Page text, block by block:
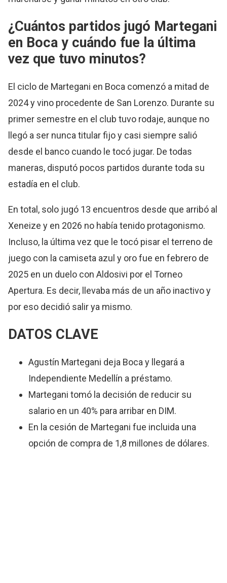
¿Cuántos partidos jugó Martegani
en Boca y cuándo fue la última
vez que tuvo minutos?
El ciclo de Martegani en Boca comenzó a mitad de
2024 y vino procedente de San Lorenzo. Durante su
primer semestre en el club tuvo rodaje, aunque no
llegó a ser nunca titular fijo y casi siempre salió
desde el banco cuando le tocó jugar. De todas
maneras, disputó pocos partidos durante toda su
estadía en el club.
En total, solo jugó 13 encuentros desde que arribó al
Xeneize y en 2026 no había tenido protagonismo.
Incluso, la última vez que le tocó pisar el terreno de
juego con la camiseta azul y oro fue en febrero de
2025 en un duelo con Aldosivi por el Torneo
Apertura. Es decir, llevaba más de un año inactivo y
por eso decidió salir ya mismo.
DATOS CLAVE
Agustín Martegani deja Boca y llegará a
Independiente Medellín a préstamo.
Martegani tomó la decisión de reducir su
salario en un 40% para arribar en DIM.
En la cesión de Martegani fue incluida una
opción de compra de 1,8 millones de dólares.